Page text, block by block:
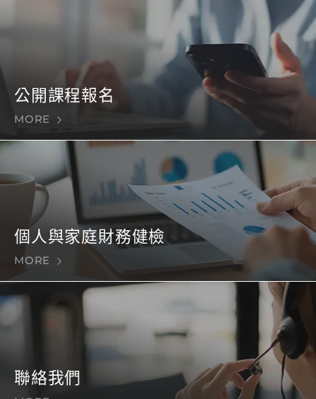
公開課程報名
MORE
個人與家庭財務健檢
MORE
聯絡我們